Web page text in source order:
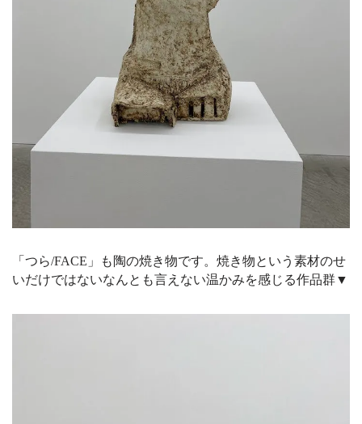
「つら/FACE」も陶の焼き物です。焼き物という素材のせ
いだけではないなんとも言えない温かみを感じる作品群▼